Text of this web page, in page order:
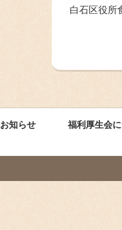
白石区役所
お知らせ 福利厚生会